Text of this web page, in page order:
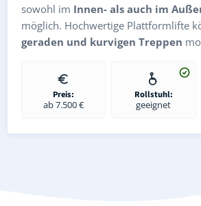
sowohl im Innen- als auch im
möglich. Hochwertige Plattformlifte
geraden und kurvigen Treppen
Preis:
ab 7.500 €
Rollstuhl:
geeignet